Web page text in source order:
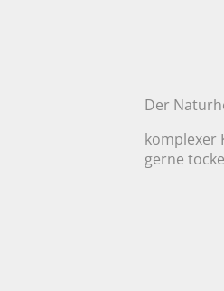
Der
komplexer
gerne